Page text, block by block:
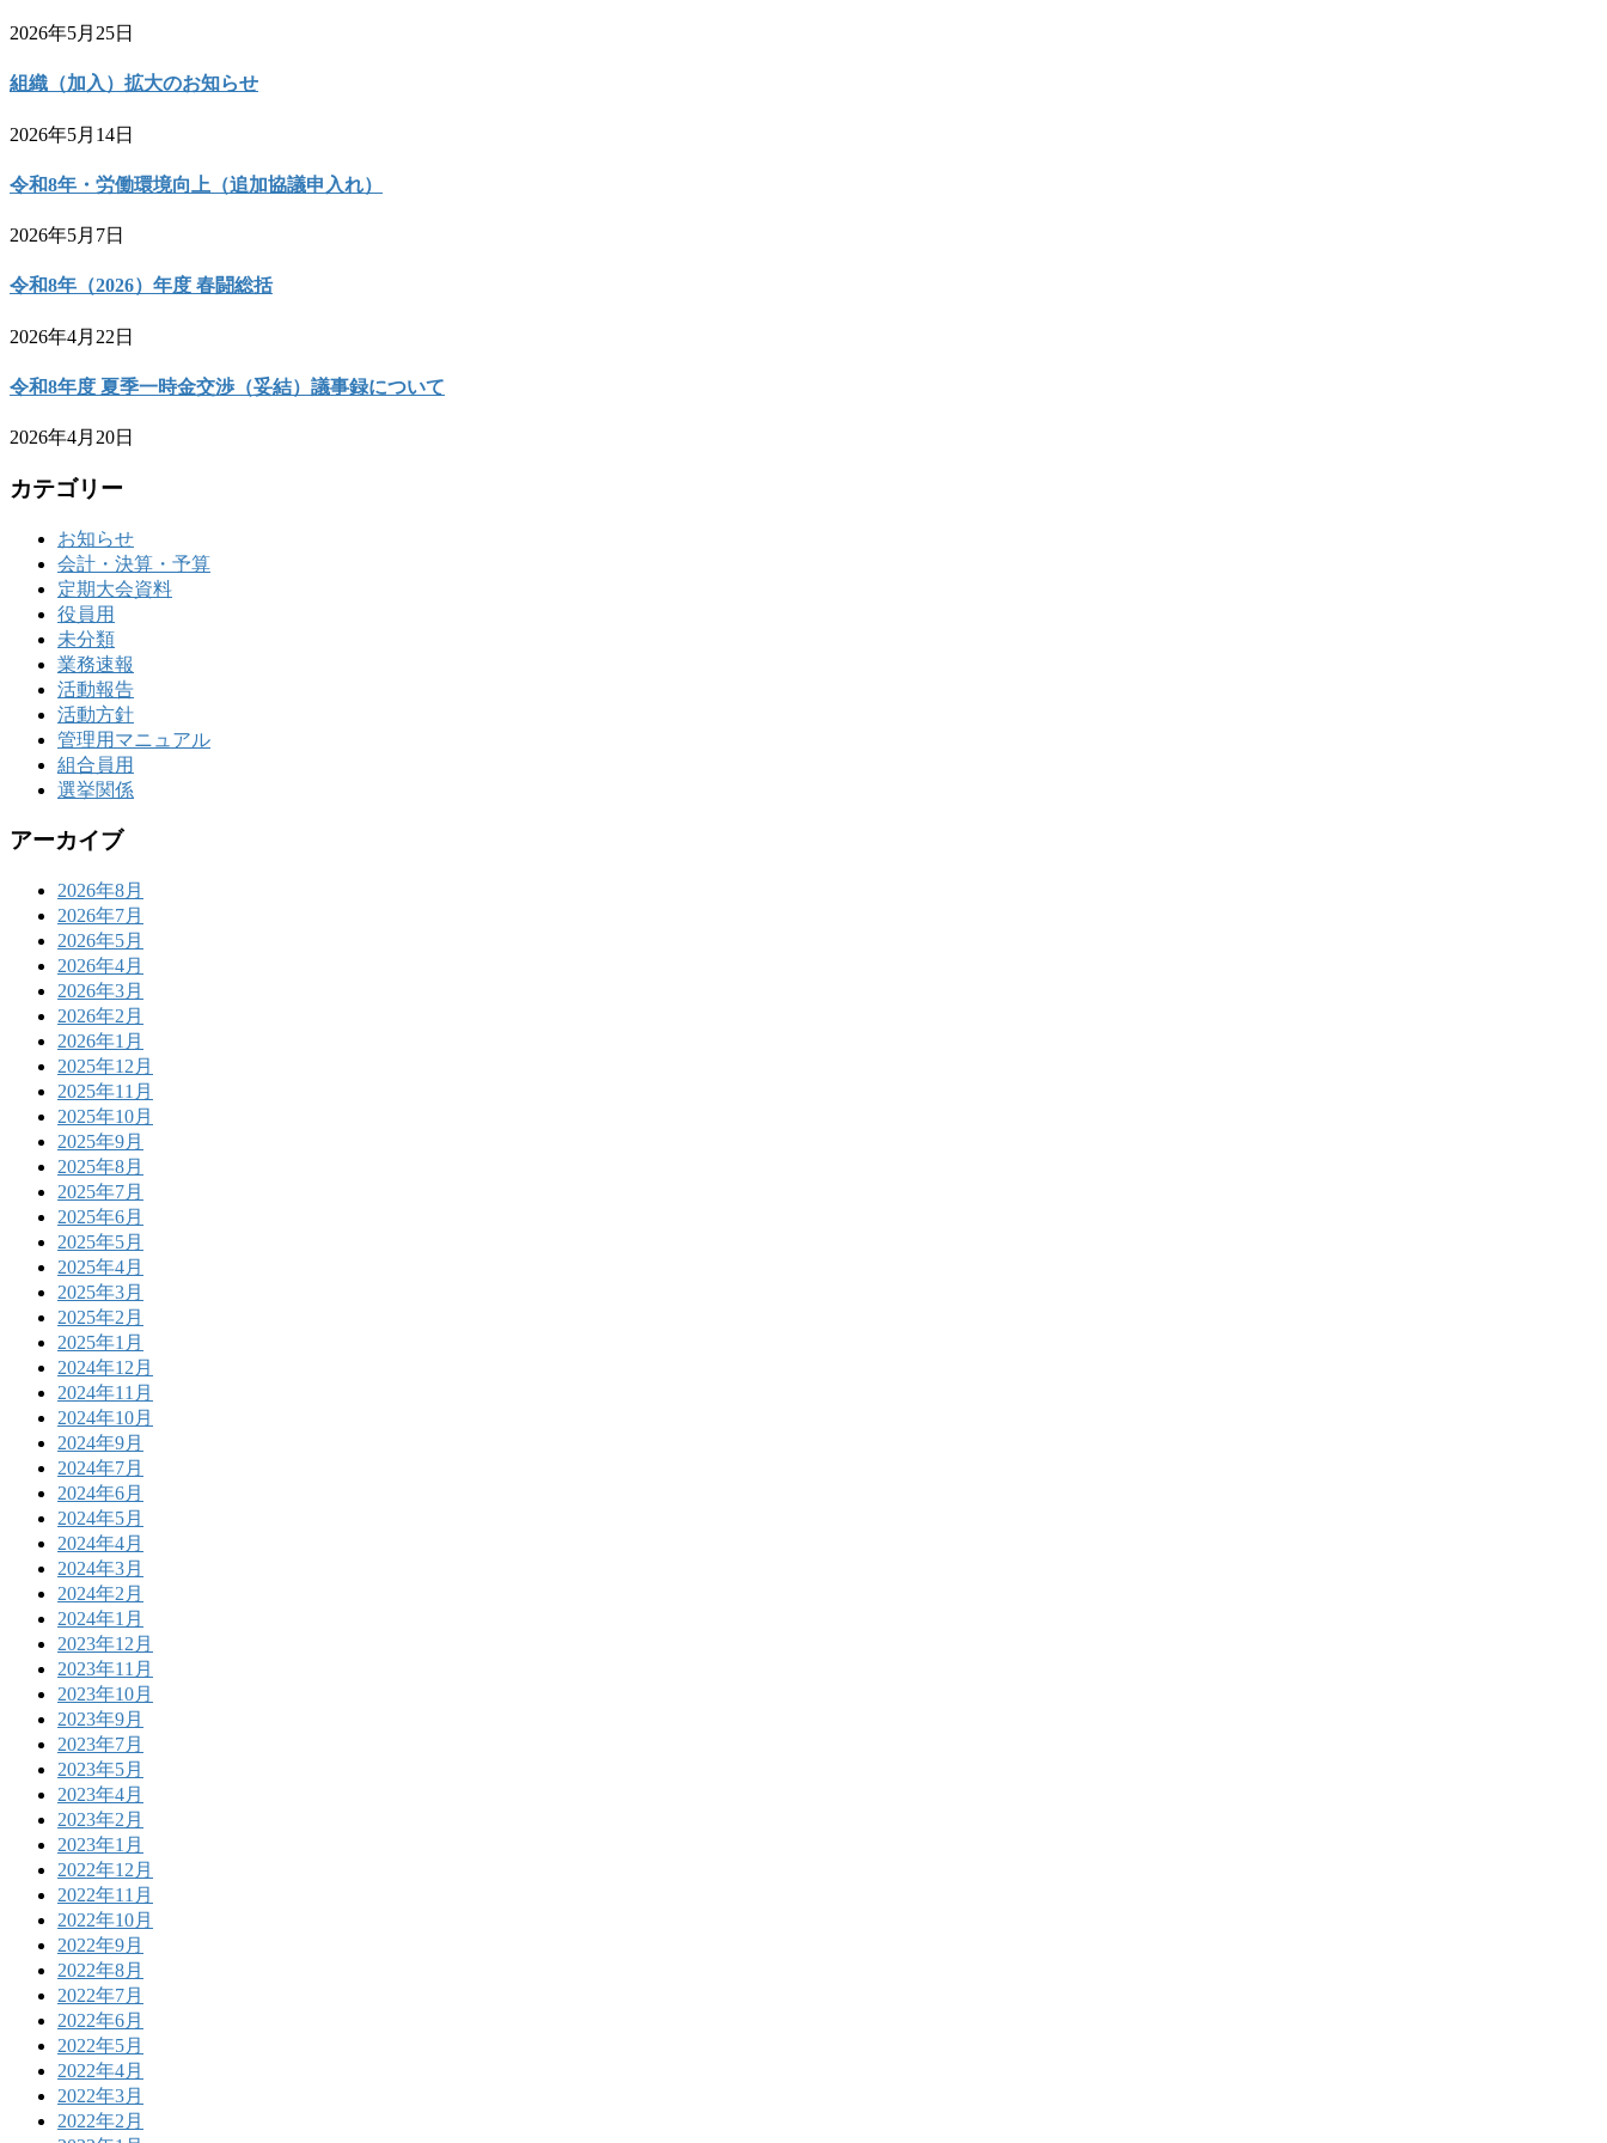
2026年5月25日
組織（加入）拡大のお知らせ
2026年5月14日
令和8年・労働環境向上（追加協議申入れ）
2026年5月7日
令和8年（2026）年度 春闘総括
2026年4月22日
令和8年度 夏季一時金交渉（妥結）議事録について
2026年4月20日
カテゴリー
お知らせ
会計・決算・予算
定期大会資料
役員用
未分類
業務速報
活動報告
活動方針
管理用マニュアル
組合員用
選挙関係
アーカイブ
2026年8月
2026年7月
2026年5月
2026年4月
2026年3月
2026年2月
2026年1月
2025年12月
2025年11月
2025年10月
2025年9月
2025年8月
2025年7月
2025年6月
2025年5月
2025年4月
2025年3月
2025年2月
2025年1月
2024年12月
2024年11月
2024年10月
2024年9月
2024年7月
2024年6月
2024年5月
2024年4月
2024年3月
2024年2月
2024年1月
2023年12月
2023年11月
2023年10月
2023年9月
2023年7月
2023年5月
2023年4月
2023年2月
2023年1月
2022年12月
2022年11月
2022年10月
2022年9月
2022年8月
2022年7月
2022年6月
2022年5月
2022年4月
2022年3月
2022年2月